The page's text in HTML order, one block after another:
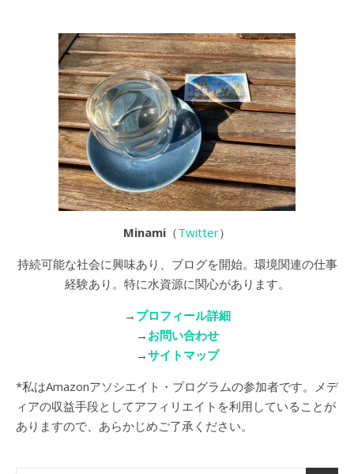
Minami （Twitter）
持続可能な社会に興味あり、ブログを開始。環境関連の仕事
経験あり。特に水資源に関心があります。
→ プロフィール詳細
→ お問い合わせ
→サイトマップ
*私はAmazonアソシエイト・プログラムの参加者です。メデ
ィアの収益手段としてアフィリエイトを利用していることが
ありますので、あらかじめご了承ください。